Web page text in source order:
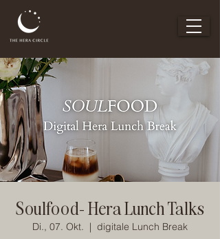
Soulfood- Hera Lunch Talks
Di., 07. Okt.
  |
digitale Lunch Break